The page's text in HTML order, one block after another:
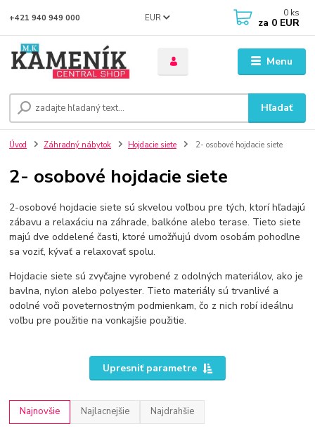
Menu
EUR
Hľadať
+421 940 949 000 0 ks
za 0 EUR
Úvod Záhradný nábytok Hojdacie siete 2- osobové hojdacie siete
2- osobové hojdacie siete
2-osobové hojdacie siete sú skvelou voľbou pre tých, ktorí hľadajú
zábavu a relaxáciu na záhrade, balkóne alebo terase. Tieto siete
majú dve oddelené časti, ktoré umožňujú dvom osobám pohodlne
sa voziť, kývať a relaxovať spolu.
Hojdacie siete sú zvyčajne vyrobené z odolných materiálov, ako je
bavlna, nylon alebo polyester. Tieto materiály sú trvanlivé a
odolné voči poveternostným podmienkam, čo z nich robí ideálnu
voľbu pre použitie na vonkajšie použitie.
Upresniť parametre
Najnovšie Najlacnejšie Najdrahšie